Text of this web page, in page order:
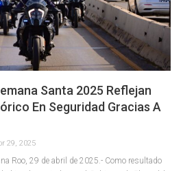
Santa 2025 Reflejan
En Seguridad Gracias A
29, 2025
Roo, 29 de abril de 2025.- Como resultado